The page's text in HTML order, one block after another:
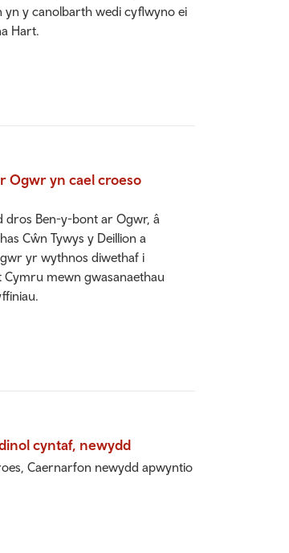
y canolbarth wedi cyflwyno ei
Hart.
Ogwr yn cael croeso
dros Ben-y-bont ar Ogwr, â
Cŵn Tywys y Deillion a
yr wythnos diwethaf i
Cymru mewn gwasanaethau
cyntaf, newydd
Caernarfon newydd apwyntio